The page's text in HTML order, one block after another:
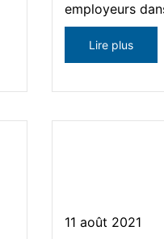
employeurs
Lire plus
11 août 2021